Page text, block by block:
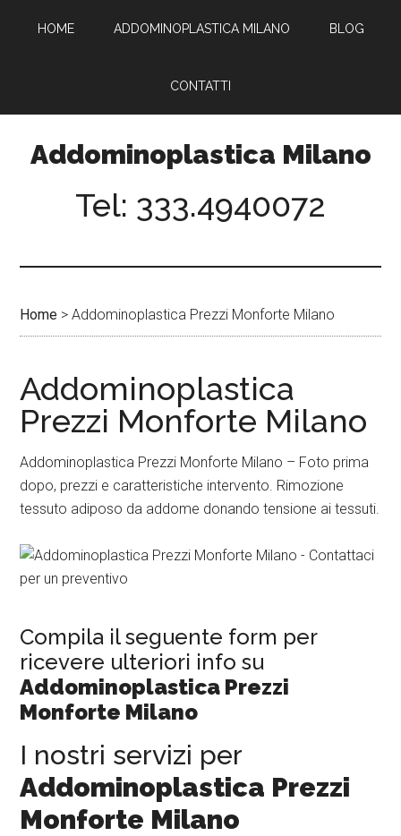
HOME ADDOMINOPLASTICA MILANO BLOG
CONTATTI
Addominoplastica Milano
Tel: 333.4940072
Home >Addominoplastica Prezzi Monforte Milano
Addominoplastica
Prezzi Monforte Milano
Addominoplastica Prezzi Monforte Milano – Foto prima
dopo, prezzi e caratteristiche intervento. Rimozione
tessuto adiposo da addome donando tensione ai tessuti.
Compila il seguente form per
ricevere ulteriori info su
Addominoplastica Prezzi
Monforte Milano
I nostri servizi per
Addominoplastica Prezzi
Monforte Milano